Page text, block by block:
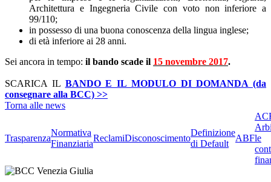
Architettura e Ingegneria Civile con voto non inferiore a
99/110;
in possesso di una buona conoscenza della lingua inglese;
di età inferiore ai 28 anni.
Sei ancora in tempo: il bando scade il 15 novembre 2017.
SCARICA IL BANDO E IL MODULO DI DOMANDA (da
consegnare alla BCC) >>
Torna alle news
Trasparenza
Normativa
Finanziaria
ReclamiDisconoscimento
Definizione
di Default
ABFle